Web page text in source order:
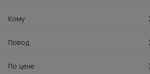
Кому
Повод
По цене